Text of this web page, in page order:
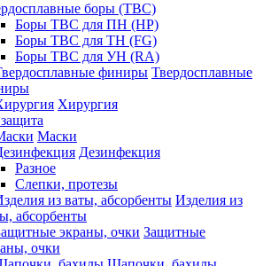
боры (ТВС)
Боры ТВС для ПН (HP)
Боры ТВС для ТН (FG)
Боры ТВС для УН (RA)
Твердосплавные
Хирургия
Маски
Дезинфекция
Разное
Слепки, протезы
Изделия из
абсорбенты
Защитные
очки